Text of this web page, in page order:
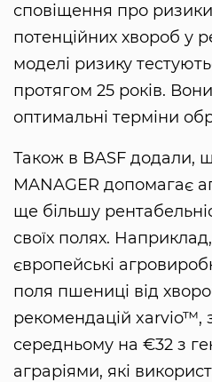
сповіщення про
потенційних хвороб у
моделі ризику
протягом 25 років.
оптимальні терміни
Також в BASF додали,
MANAGER допомагає
ще більшу
своїх полях.
європейські
поля пшениці від
рекомендацій xarvio™,
середньому на €32 з
аграріями, які